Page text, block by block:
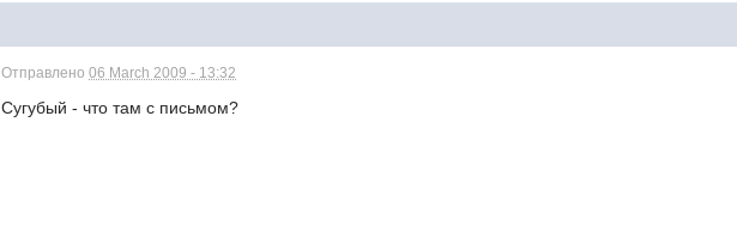
Отправлено06 March 2009 - 13:32
Сугубый - что там с письмом?